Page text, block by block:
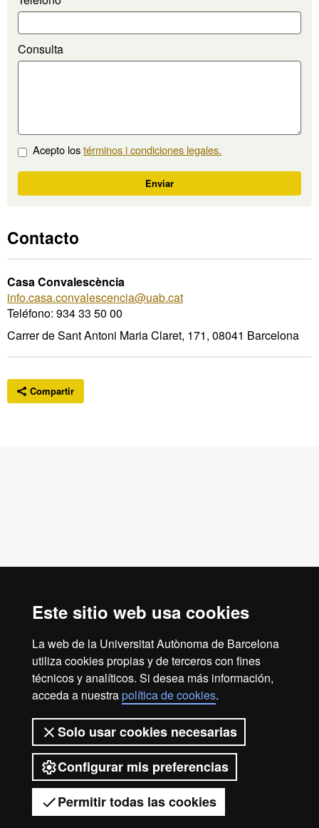
Este sitio web usa cookies
La web de la Universitat Autònoma de Barcelona
utiliza cookies propias y de terceros con fines
técnicos y analíticos. Si desea más información,
acceda a nuestrapolítica de cookies.
Solo usar cookies necesarias
Configurar mis preferencias
Permitir todas las cookies
Consulta
Acepto lostérminos i condiciones legales.
Me
interesa
Enviar
Contacto
Casa Convalescència
info.casa.convalescencia@uab.cat
Teléfono: 934 33 50 00
Carrer de Sant Antoni Maria Claret, 171, 08041 Barcelona
Compartir
Casa Convalescència
info.casa.convalescencia@uab.cat
Teléfono: 934 33 50 00
Carrer de Sant Antoni Maria Claret, 171, 08041
Barcelona
© 2026 Universitat Autònoma de Barcelona
Aviso
Política de
Protección de